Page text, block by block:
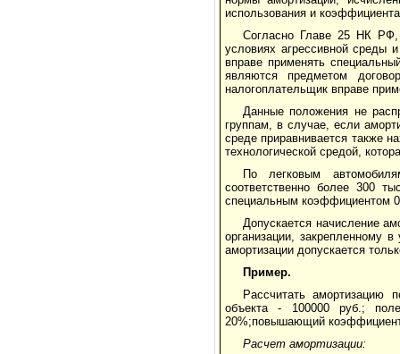
использования и
Согласно Главе 25 НК РФ,
условиях агрессивной среды
вправе применять
являются предметом
налогоплательщик вправе
Данные положения не
группам, в случае, если
среде приравнивается также
технологической средой,
По легковым
соответственно более 300
специальным коэффициентом
Допускается начисление
организации, закрепленному
амортизации допускается
Пример.
Рассчитать
объекта - 100000 руб.;
20%;повышающий
Расчет амортизации: